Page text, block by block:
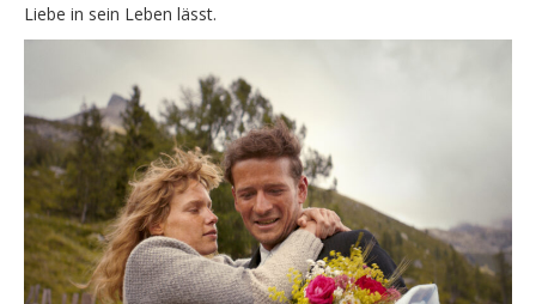
Liebe in sein Leben lässt.